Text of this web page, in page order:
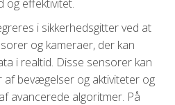
og effektivitet.
i sikkerhedsgitter ved at
og kameraer, der kan
i realtid. Disse sensorer kan
af bevægelser og aktiviteter og
avancerede algoritmer. På